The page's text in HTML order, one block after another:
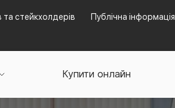
та стейкхолдерів Публічна інформація
Купити онлайн